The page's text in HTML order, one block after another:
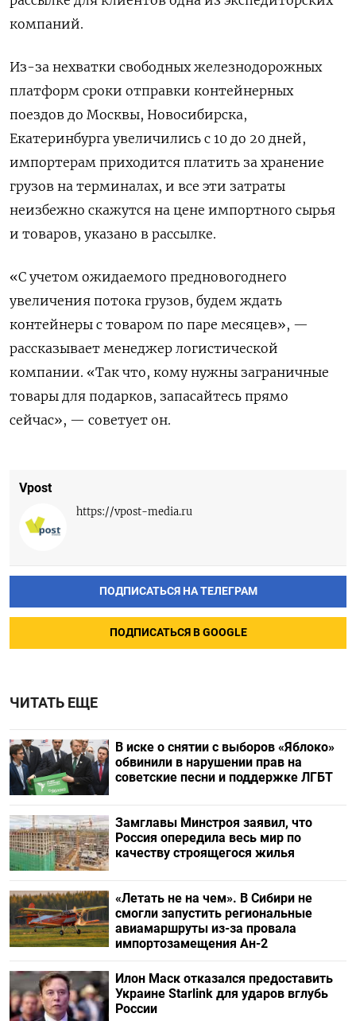
компаний.
Из-за нехватки свободных железнодорожных
платформ сроки отправки контейнерных
поездов до Москвы, Новосибирска,
Екатеринбурга увеличились с 10 до 20 дней,
импортерам приходится платить за хранение
грузов на терминалах, и все эти затраты
неизбежно скажутся на цене импортного сырья
и товаров, указано в рассылке.
«С учетом ожидаемого предновогоднего
увеличения потока грузов, будем ждать
контейнеры с товаром по паре месяцев», —
рассказывает менеджер логистической
компании. «Так что, кому нужны заграничные
товары для подарков, запасайтесь прямо
сейчас», — советует он.
Vpost
https://vpost-media.ru
ПОДПИСАТЬСЯ НА ТЕЛЕГРАМ
ПОДПИСАТЬСЯ В GOOGLE
ЧИТАТЬ ЕЩЕ
В иске о снятии с выборов «Яблоко»
обвинили в нарушении прав на
советские песни и поддержке ЛГБТ
Замглавы Минстроя заявил, что
Россия опередила весь мир по
качеству строящегося жилья
«Летать не на чем». В Сибири не
смогли запустить региональные
авиамаршруты из-за провала
импортозамещения Ан-2
Илон Маск отказался предоставить
Украине Starlink для ударов вглубь
России